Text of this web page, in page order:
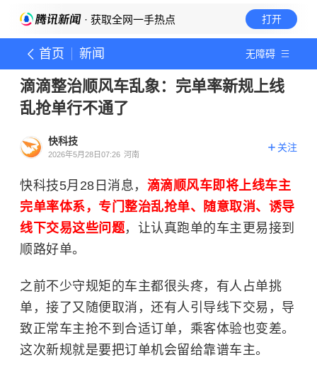
· 获取全网一手热点 打开
首页 新闻 无障碍
滴滴整治顺风车乱象：完单率新规上线
乱抢单行不通了
快科技
2026年5月28日07:26 河南
关注
快科技5月28日消息， 滴滴顺风车即将上线车主
完单率体系，专门整治乱抢单、随意取消、诱导
线下交易这些问题，让认真跑单的车主更易接到
顺路好单。
之前不少守规矩的车主都很头疼，有人占单挑
单，接了又随便取消，还有人引导线下交易，导
致正常车主抢不到合适订单，乘客体验也变差。
这次新规就是要把订单机会留给靠谱车主。